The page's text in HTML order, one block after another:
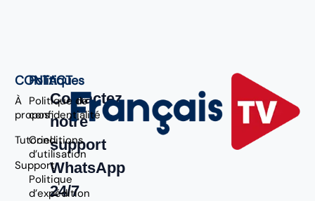
CONTACT
À
propos
Tutoriel
Support
Politiques
Politique de
confidentialité
Conditions
d’utilisation
Politique
d’expédition
Contactez
notre
support
WhatsApp
24/7